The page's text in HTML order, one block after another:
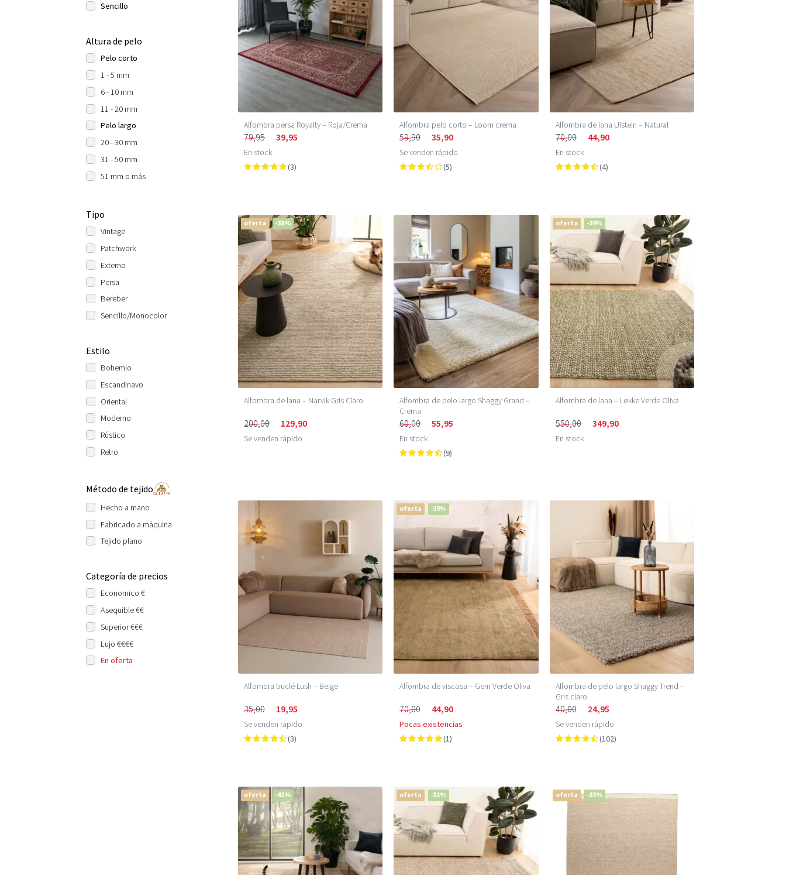
Sencillo
Altura de pelo
Pelo corto
1 - 5 mm
6 - 10 mm
11 - 20 mm
Pelo largo
20 - 30 mm
31 - 50 mm
51 mm o más
Tipo
Vintage
Patchwork
Externo
Persa
Bereber
Sencillo/Monocolor
Estilo
Bohemio
Escandinavo
Oriental
Moderno
Rústico
Retro
Método de tejido
Hecho a mano
Fabricado a máquina
Tejido plano
Categoría de precios
Economico €
Asequible €€
Superior €€€
Lujo €€€€
En oferta
Alfombra persa Royalty – Roja/Crema
79,95 39,95
En stock
(3)
Alfombra pelo corto – Loom crema
59,90 35,90
Se venden rápido
(5)
Alfombra de lana Ulstein – Natural
70,00 44,90
En stock
(4)
oferta -38%
Alfombra de lana – Narvik Gris Claro
200,00 129,90
Se venden rápido
Alfombra de pelo largo Shaggy Grand –
Crema
60,00 55,95
En stock
(9)
oferta -39%
Alfombra de lana – Løkke Verde Oliva
550,00 349,90
En stock
Alfombra buclé Lush – Beige
35,00 19,95
Se venden rápido
(3)
oferta -39%
Alfombra de viscosa – Gem Verde Oliva
70,00 44,90
Pocas existencias
(1)
Alfombra de pelo largo Shaggy Trend –
Gris claro
40,00 24,95
Se venden rápido
(102)
oferta -41% oferta -31% oferta -33%